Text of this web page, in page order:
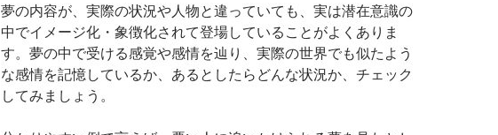
夢の内容が、実際の状況や人物と違っていても、実は潜在意識の
中でイメージ化・象徴化されて登場していることがよくありま
す。夢の中で受ける感覚や感情を辿り、実際の世界でも似たよう
な感情を記憶しているか、あるとしたらどんな状況か、チェック
してみましょう。